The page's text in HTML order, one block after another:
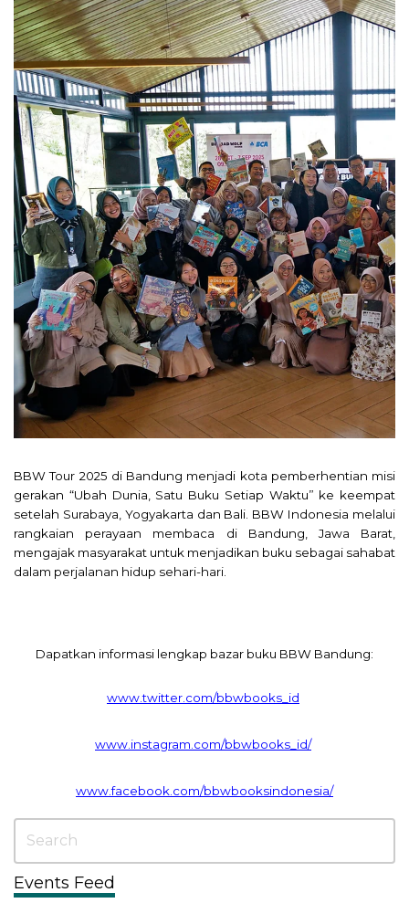
BBW Tour 2025 di Bandung menjadi kota pemberhentian misi
gerakan “Ubah Dunia, Satu Buku Setiap Waktu” ke keempat
setelah Surabaya, Yogyakarta dan Bali. BBW Indonesia melalui
rangkaian perayaan membaca di Bandung, Jawa Barat,
mengajak masyarakat untuk menjadikan buku sebagai sahabat
dalam perjalanan hidup sehari-hari.
Dapatkan informasi lengkap bazar buku BBW Bandung:
www.twitter.com/bbwbooks_id
www.instagram.com/bbwbooks_id/
www.facebook.com/bbwbooksindonesia/
Events Feed